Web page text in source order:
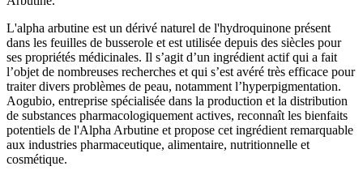
L'alpha arbutine est un dérivé naturel de l'hydroquinone présent
dans les feuilles de busserole et est utilisée depuis des siècles pour
ses propriétés médicinales. Il s’agit d’un ingrédient actif qui a fait
l’objet de nombreuses recherches et qui s’est avéré très efficace pour
traiter divers problèmes de peau, notamment l’hyperpigmentation.
Aogubio, entreprise spécialisée dans la production et la distribution
de substances pharmacologiquement actives, reconnaît les bienfaits
potentiels de l'Alpha Arbutine et propose cet ingrédient remarquable
aux industries pharmaceutique, alimentaire, nutritionnelle et
cosmétique.